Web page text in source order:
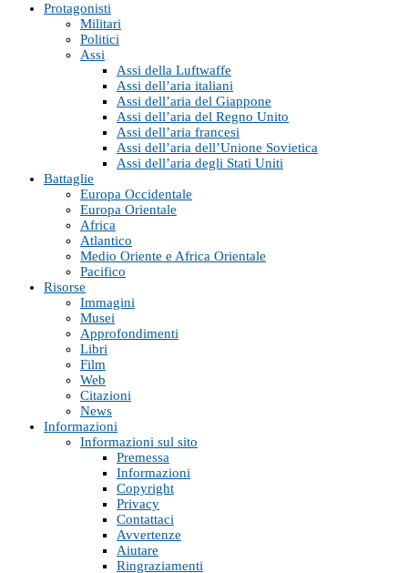
Protagonisti
Militari
Politici
Assi
Assi della Luftwaffe
Assi dell’aria italiani
Assi dell’aria del Giappone
Assi dell’aria del Regno Unito
Assi dell’aria francesi
Assi dell’aria dell’Unione Sovietica
Assi dell’aria degli Stati Uniti
Battaglie
Europa Occidentale
Europa Orientale
Africa
Atlantico
Medio Oriente e Africa Orientale
Pacifico
Risorse
Immagini
Musei
Approfondimenti
Libri
Film
Web
Citazioni
News
Informazioni
Informazioni sul sito
Premessa
Informazioni
Copyright
Privacy
Contattaci
Avvertenze
Aiutare
Ringraziamenti